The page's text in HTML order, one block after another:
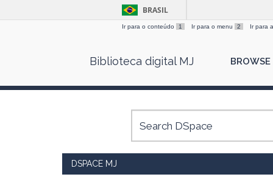
BRASIL
Ir para o conteúdo 1 Ir para o menu 2 Ir para
Biblioteca digital MJ BROWSE
DSPACE MJ